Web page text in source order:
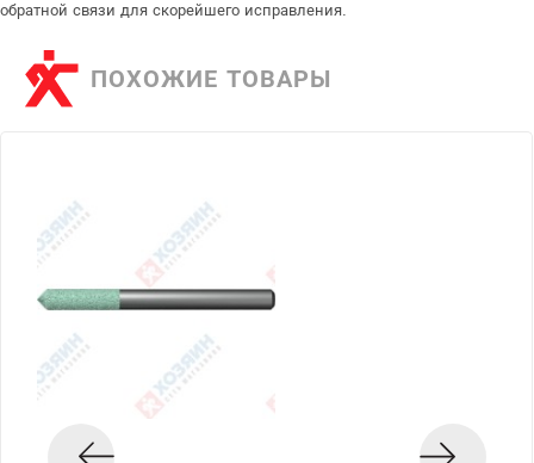
обратной связи для скорейшего исправления.
ПОХОЖИЕ ТОВАРЫ